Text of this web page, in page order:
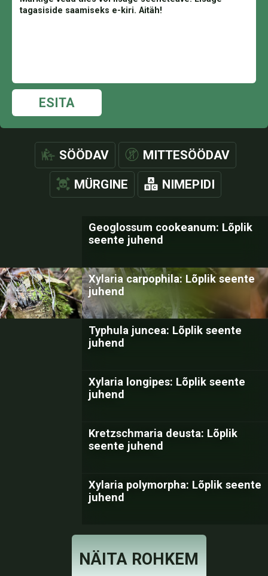
ESITA
SÖÖDAV MITTESÖÖDAV
MÜRGINE NIMEPIDI
Geoglossum cookeanum: Lõplik
seente juhend
Xylaria carpophila: Lõplik seente
juhend
Typhula juncea: Lõplik seente
juhend
Xylaria longipes: Lõplik seente
juhend
Kretzschmaria deusta: Lõplik
seente juhend
Xylaria polymorpha: Lõplik seente
juhend
NÄITA ROHKEM